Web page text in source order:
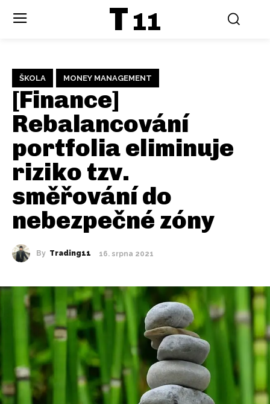
T 11
ŠKOLA MONEY MANAGEMENT
[Finance]
Rebalancování
portfolia eliminuje
riziko tzv.
směřování do
nebezpečné zóny
By Trading11 16. srpna 2021